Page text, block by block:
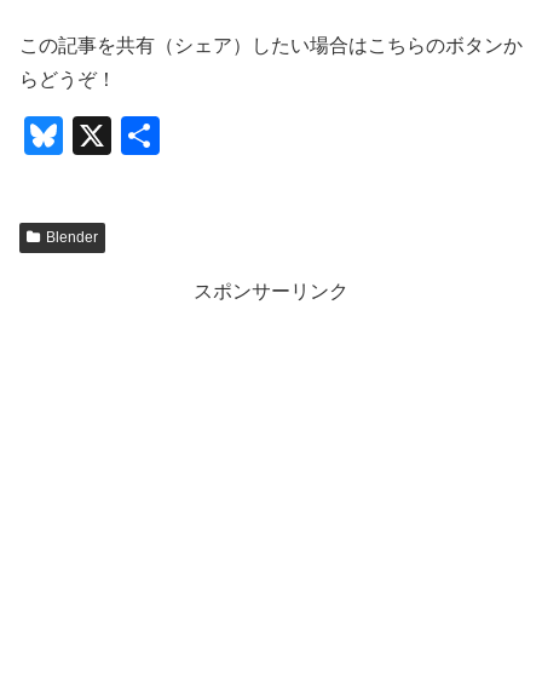
この記事を共有（シェア）したい場合はこちらのボタンか
らどうぞ！
Bl
e
sk
X
Blender
スポンサーリンク